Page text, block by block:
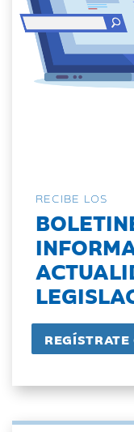
RECIBE LOS